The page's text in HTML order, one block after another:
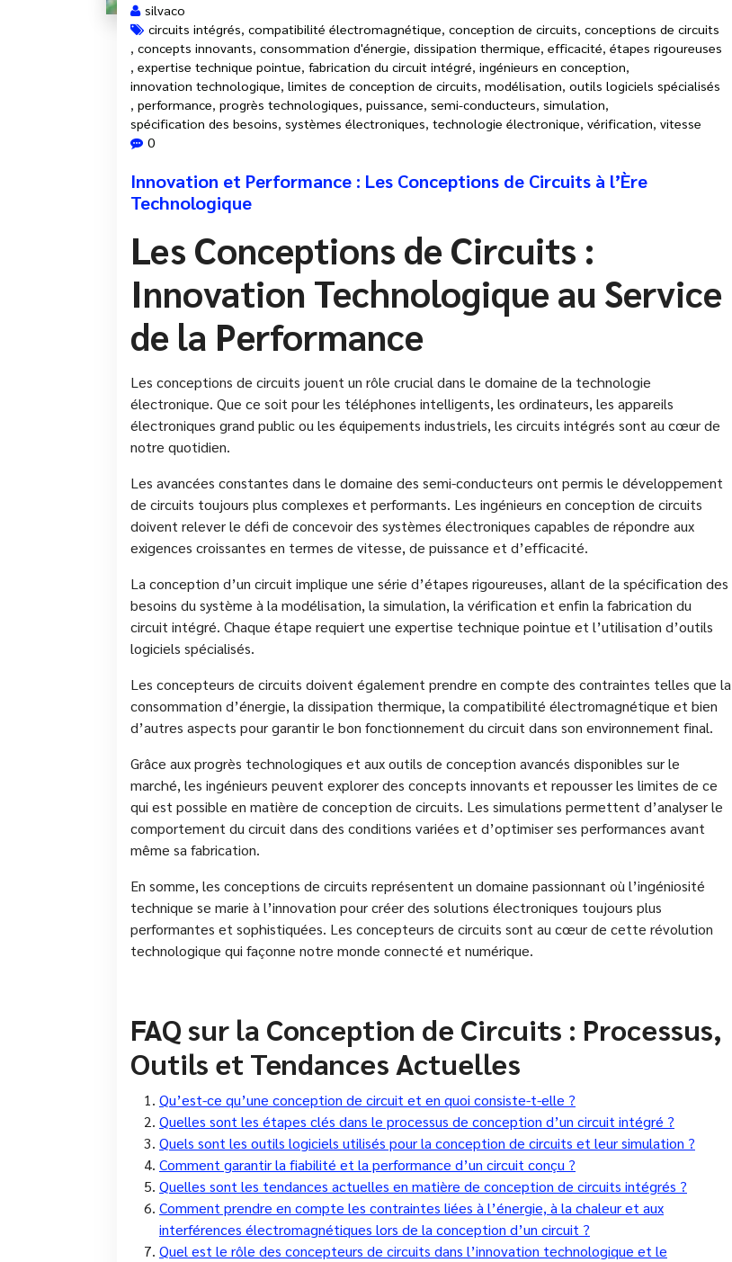
silvaco
circuits intégrés, compatibilité électromagnétique, conception de circuits, conceptions de circuits
, concepts innovants, consommation d'énergie, dissipation thermique, efficacité, étapes rigoureuses
, expertise technique pointue, fabrication du circuit intégré, ingénieurs en conception,
innovation technologique, limites de conception de circuits, modélisation, outils logiciels spécialisés
, performance, progrès technologiques, puissance, semi-conducteurs, simulation,
spécification des besoins, systèmes électroniques, technologie électronique, vérification, vitesse
0
Innovation et Performance : Les Conceptions de Circuits à l’Ère
Technologique
Les Conceptions de Circuits :
Innovation Technologique au Service
de la Performance
Les conceptions de circuits jouent un rôle crucial dans le domaine de la technologie
électronique. Que ce soit pour les téléphones intelligents, les ordinateurs, les appareils
électroniques grand public ou les équipements industriels, les circuits intégrés sont au cœur de
notre quotidien.
Les avancées constantes dans le domaine des semi-conducteurs ont permis le développement
de circuits toujours plus complexes et performants. Les ingénieurs en conception de circuits
doivent relever le défi de concevoir des systèmes électroniques capables de répondre aux
exigences croissantes en termes de vitesse, de puissance et d’efficacité.
La conception d’un circuit implique une série d’étapes rigoureuses, allant de la spécification des
besoins du système à la modélisation, la simulation, la vérification et enfin la fabrication du
circuit intégré. Chaque étape requiert une expertise technique pointue et l’utilisation d’outils
logiciels spécialisés.
Les concepteurs de circuits doivent également prendre en compte des contraintes telles que la
consommation d’énergie, la dissipation thermique, la compatibilité électromagnétique et bien
d’autres aspects pour garantir le bon fonctionnement du circuit dans son environnement final.
Grâce aux progrès technologiques et aux outils de conception avancés disponibles sur le
marché, les ingénieurs peuvent explorer des concepts innovants et repousser les limites de ce
qui est possible en matière de conception de circuits. Les simulations permettent d’analyser le
comportement du circuit dans des conditions variées et d’optimiser ses performances avant
même sa fabrication.
En somme, les conceptions de circuits représentent un domaine passionnant où l’ingéniosité
technique se marie à l’innovation pour créer des solutions électroniques toujours plus
performantes et sophistiquées. Les concepteurs de circuits sont au cœur de cette révolution
technologique qui façonne notre monde connecté et numérique.
FAQ sur la Conception de Circuits : Processus,
Outils et Tendances Actuelles
Qu’est-ce qu’une conception de circuit et en quoi consiste-t-elle ?
Quelles sont les étapes clés dans le processus de conception d’un circuit intégré ?
Quels sont les outils logiciels utilisés pour la conception de circuits et leur simulation ?
Comment garantir la fiabilité et la performance d’un circuit conçu ?
Quelles sont les tendances actuelles en matière de conception de circuits intégrés ?
Comment prendre en compte les contraintes liées à l’énergie, à la chaleur et aux
interférences électromagnétiques lors de la conception d’un circuit ?
Quel est le rôle des concepteurs de circuits dans l’innovation technologique et le